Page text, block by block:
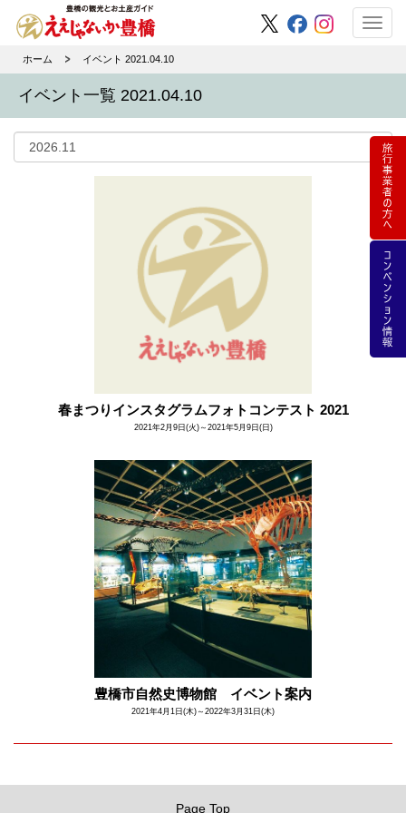
ホーム イベント 2021.04.10
イベント一覧 2021.04.10
春まつりインスタグラムフォトコンテスト 2021
2021年2月9日(火)～2021年5月9日(日)
豊橋市自然史博物館 イベント案内
2021年4月1日(木)～2022年3月31日(木)
Page Top